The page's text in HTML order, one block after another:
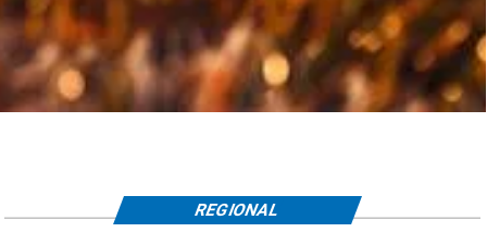
REGIONAL